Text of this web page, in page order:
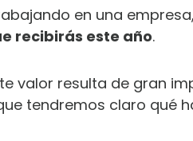
en una
recibirás este año.
valor resulta de gran
tendremos claro qué